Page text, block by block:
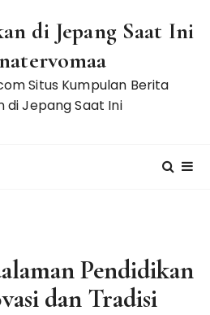
di Jepang Saat Ini
Situs Kumpulan Berita
di Jepang Saat Ini
Pendidikan
dan Tradisi